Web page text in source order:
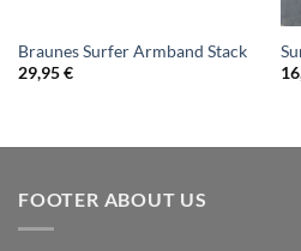
Braunes Surfer Armband Stack
29,95€
FOOTER ABOUT US